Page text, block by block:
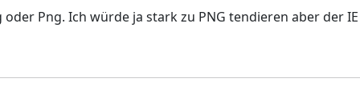
Png. Ich würde ja stark zu PNG tendieren aber der